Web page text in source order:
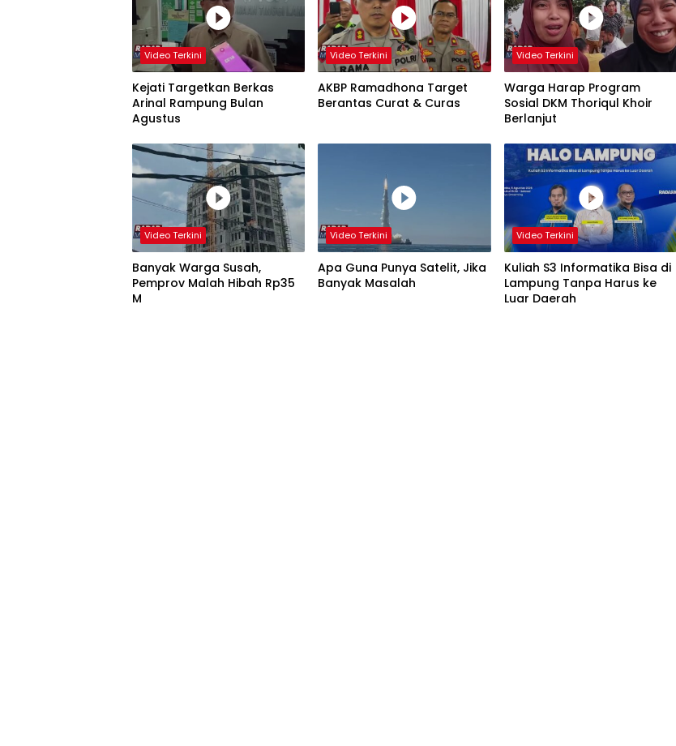
Video Terkini
Kejati Targetkan Berkas
Arinal Rampung Bulan
Agustus
Video Terkini
AKBP Ramadhona Target
Berantas Curat & Curas
Video Terkini
Warga Harap Program
Sosial DKM Thoriqul Khoir
Berlanjut
Video Terkini
Banyak Warga Susah,
Pemprov Malah Hibah Rp35
M
Video Terkini
Apa Guna Punya Satelit, Jika
Banyak Masalah
Video Terkini
Kuliah S3 Informatika Bisa di
Lampung Tanpa Harus ke
Luar Daerah